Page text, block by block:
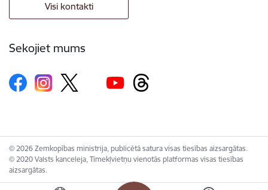
Visi kontakti
Sekojiet mums
© 2026 Zemkopības ministrija, publicētā satura visas tiesības aizsargātas.
© 2020 Valsts kanceleja, Tīmekļvietņu vienotās platformas visas tiesības
aizsargātas.